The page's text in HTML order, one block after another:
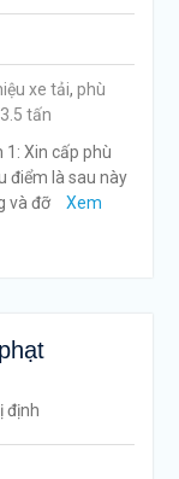
xe tải, phù
tấn
1: Xin cấp phù
điểm là sau này
và đỡ
Xem
định